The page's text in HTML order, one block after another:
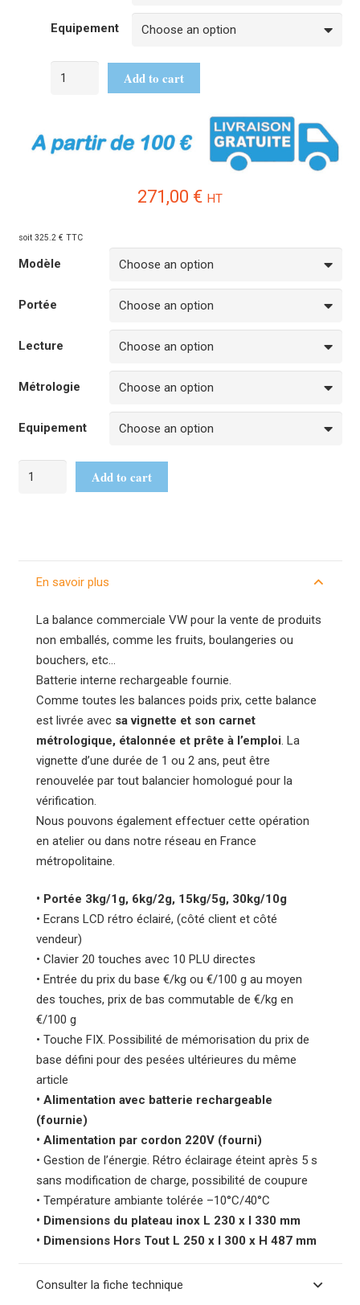
Equipement
Add to cart
271,00 € HT
soit 325.2 € TTC
Modèle
Portée
Lecture
Métrologie
Equipement
Add to cart
En savoir plus
La balance commerciale VW pour la vente de produits
non emballés, comme les fruits, boulangeries ou
bouchers, etc…
Batterie interne rechargeable fournie.
Comme toutes les balances poids prix, cette balance
est livrée avec sa vignette et son carnet
métrologique, étalonnée et prête à l’emploi . La
vignette d’une durée de 1 ou 2 ans, peut être
renouvelée par tout balancier homologué pour la
vérification.
Nous pouvons également effectuer cette opération
en atelier ou dans notre réseau en France
métropolitaine.
• Portée 3kg/1g, 6kg/2g, 15kg/5g, 30kg/10g
• Ecrans LCD rétro éclairé, (côté client et côté
vendeur)
• Clavier 20 touches avec 10 PLU directes
• Entrée du prix du base €/kg ou €/100 g au moyen
des touches, prix de bas commutable de €/kg en
€/100 g
• Touche FIX. Possibilité de mémorisation du prix de
base défini pour des pesées ultérieures du même
article
• Alimentation avec batterie rechargeable
(fournie)
• Alimentation par cordon 220V (fourni)
• Gestion de l’énergie. Rétro éclairage éteint après 5 s
sans modification de charge, possibilité de coupure
• Température ambiante tolérée –10°C/40°C
• Dimensions du plateau inox L 230 x l 330 mm
• Dimensions Hors Tout L 250 x l 300 x H 487 mm
Consulter la fiche technique